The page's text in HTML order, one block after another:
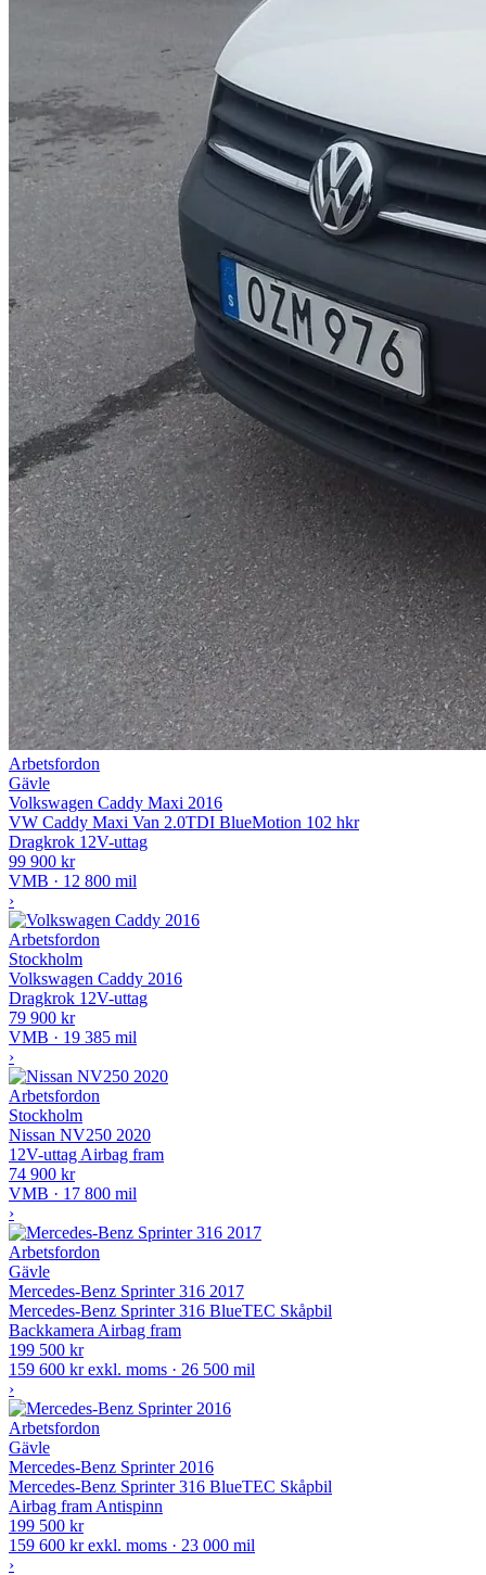
Arbetsfordon
Gävle
Volkswagen Caddy Maxi 2016
VW Caddy Maxi Van 2.0TDI BlueMotion 102 hkr
Dragkrok 12V-uttag
99 900 kr
VMB · 12 800 mil
›
Arbetsfordon
Stockholm
Volkswagen Caddy 2016
Dragkrok 12V-uttag
79 900 kr
VMB · 19 385 mil
›
Arbetsfordon
Stockholm
Nissan NV250 2020
12V-uttag Airbag fram
74 900 kr
VMB · 17 800 mil
›
Arbetsfordon
Gävle
Mercedes-Benz Sprinter 316 2017
Mercedes-Benz Sprinter 316 BlueTEC Skåpbil
Backkamera Airbag fram
199 500 kr
159 600 kr exkl. moms · 26 500 mil
›
Arbetsfordon
Gävle
Mercedes-Benz Sprinter 2016
Mercedes-Benz Sprinter 316 BlueTEC Skåpbil
Airbag fram Antispinn
199 500 kr
159 600 kr exkl. moms · 23 000 mil
›